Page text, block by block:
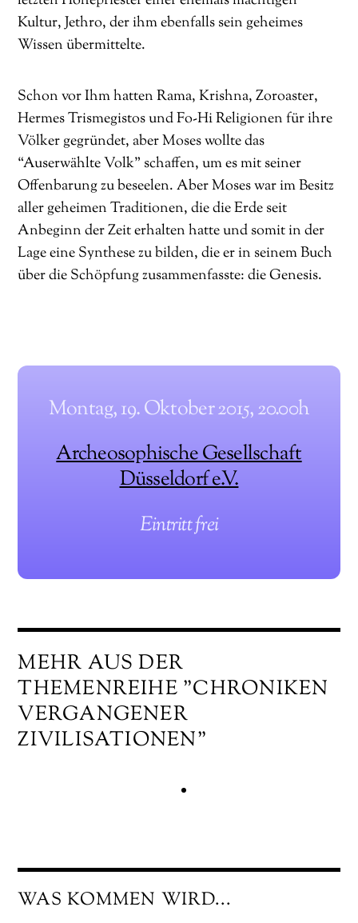
Kultur, Jethro, der ihm ebenfalls sein geheimes
Wissen übermittelte.
Schon vor Ihm hatten Rama, Krishna, Zoroaster,
Hermes Trismegistos und Fo-Hi Religionen für ihre
Völker gegründet, aber Moses wollte das
“Auserwählte Volk” schaffen, um es mit seiner
Offenbarung zu beseelen. Aber Moses war im Besitz
aller geheimen Traditionen, die die Erde seit
Anbeginn der Zeit erhalten hatte und somit in der
Lage eine Synthese zu bilden, die er in seinem Buch
über die Schöpfung zusammenfasste: die Genesis.
Montag, 19. Oktober 2015, 20.00h
Archeosophische Gesellschaft
Düsseldorf e.V.
Eintritt frei
MEHR AUS DER
THEMENREIHE "CHRONIKEN
VERGANGENER
ZIVILISATIONEN"
WAS KOMMEN WIRD...